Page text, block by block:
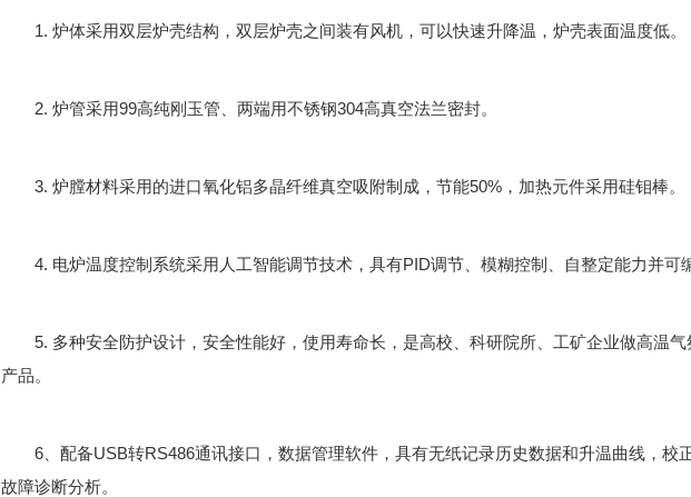
1. 炉体采用双层炉壳结构，双层炉壳之间装有风机，可以快速升降温，炉壳表面温度低。
2. 炉管采用99高纯刚玉管、两端用不锈钢304高真空法兰密封。
3. 炉膛材料采用的进口氧化铝多晶纤维真空吸附制成，节能50%，加热元件采用硅钼棒。
4. 电炉温度控制系统采用人工智能调节技术，具有PID调节、模糊控制、自整定能力并可
5. 多种安全防护设计，安全性能好，使用寿命长，是高校、科研院所、工矿企业做高温气
产品。
6、配备USB转RS486通讯接口，数据管理软件，具有无纸记录历史数据和升温曲线，校
故障诊断分析。